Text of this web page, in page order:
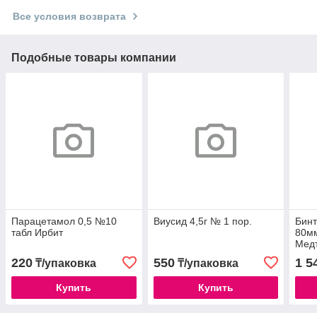
Все условия возврата
Подобные товары компании
Парацетамол 0,5 №10
табл Ирбит
220 ₸/упаковка
Купить
Виусид 4,5г № 1 пор.
550₸/упаковка
Купить
1